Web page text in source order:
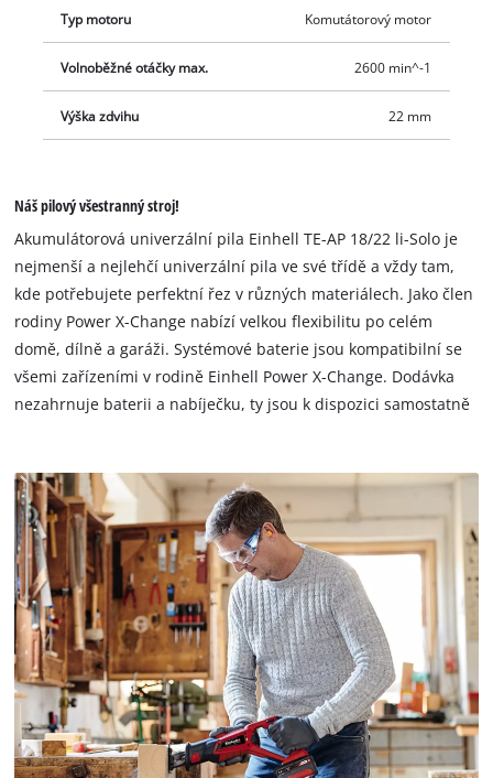
Typ motoru Komutátorový motor
Volnoběžné otáčky max. 2600 min^-1
Výška zdvihu 22 mm
Náš pilový všestranný stroj!
Akumulátorová univerzální pila Einhell TE-AP 18/22 li-Solo je
nejmenší a nejlehčí univerzální pila ve své třídě a vždy tam,
kde potřebujete perfektní řez v různých materiálech. Jako člen
rodiny Power X-Change nabízí velkou flexibilitu po celém
domě, dílně a garáži. Systémové baterie jsou kompatibilní se
všemi zařízeními v rodině Einhell Power X-Change. Dodávka
nezahrnuje baterii a nabíječku, ty jsou k dispozici samostatně